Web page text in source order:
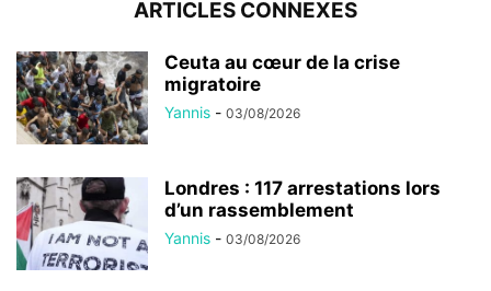
ARTICLES CONNEXES
Ceuta au cœur de la crise
migratoire
Yannis - 03/08/2026
Londres : 117 arrestations lors
d’un rassemblement
Yannis - 03/08/2026